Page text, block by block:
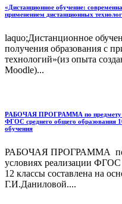
«Дистанционное обучение:
применением дистанционных
laquo;Дистанционное
получения образования с
технологий»(из опыта
Moodle)...
РАБОЧАЯ ПРОГРАММА по предмету
ФГОС среднего общего образования
обучения
РАБОЧАЯ ПРОГРАММА по
условиях реализации ФГОС
12 классы составлена на
Г.И.Даниловой....